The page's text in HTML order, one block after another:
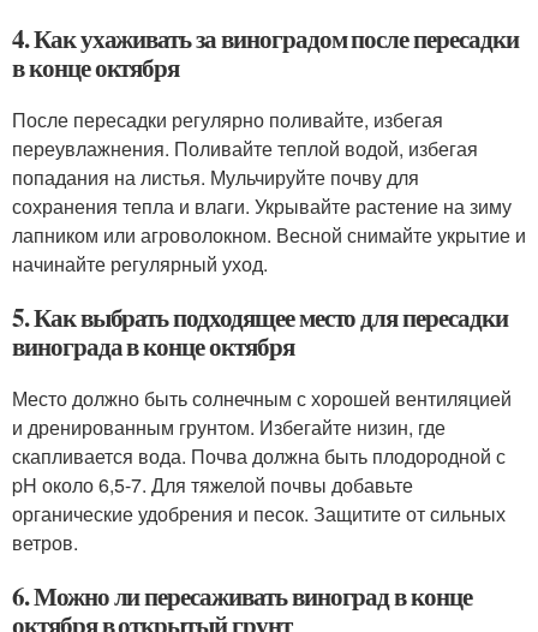
4. Как ухаживать за виноградом после пересадки
в конце октября
После пересадки регулярно поливайте, избегая
переувлажнения. Поливайте теплой водой, избегая
попадания на листья. Мульчируйте почву для
сохранения тепла и влаги. Укрывайте растение на зиму
лапником или агроволокном. Весной снимайте укрытие и
начинайте регулярный уход.
5. Как выбрать подходящее место для пересадки
винограда в конце октября
Место должно быть солнечным с хорошей вентиляцией
и дренированным грунтом. Избегайте низин, где
скапливается вода. Почва должна быть плодородной с
pH около 6,5-7. Для тяжелой почвы добавьте
органические удобрения и песок. Защитите от сильных
ветров.
6. Можно ли пересаживать виноград в конце
октября в открытый грунт